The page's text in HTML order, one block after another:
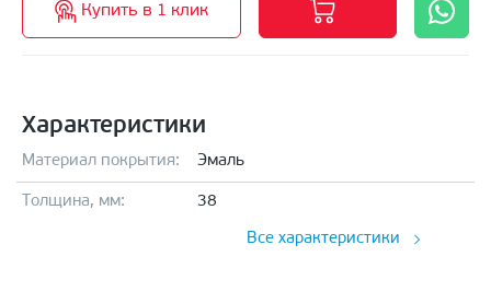
Купить в 1 клик
Характеристики
Материал покрытия: Эмаль
Толщина, мм: 38
Все характеристики